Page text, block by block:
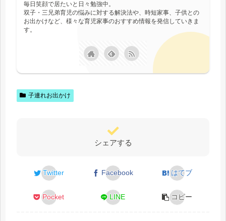
毎日笑顔で居たいと日々勉強中。
双子・三兄弟育児の悩みに対する解決法や、時短家事、子供との
お出かけなど、様々な育児家事のおすすめ情報を発信していきま
す。
子連れお出かけ
シェアする
Twitter Facebook はてブ
Pocket LINE コピー